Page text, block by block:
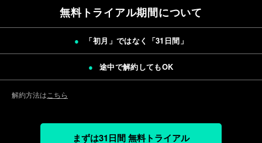
無料トライアル期間について
「初月」ではなく「31日間 」
途中で解約してもOK
解約方法は こちら
まずは31日間 無料トライアル